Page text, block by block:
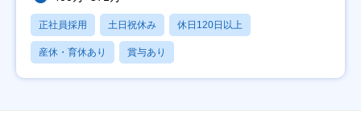
正社員採用 土日祝休み 休日120日以上
産休・育休あり 賞与あり